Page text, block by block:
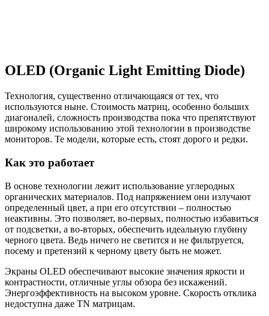
OLED (Organic Light Emitting Diode)
Технология, существенно отличающаяся от тех, что
используются ныне. Стоимость матриц, особенно больших
диагоналей, сложность производства пока что препятствуют
широкому использованию этой технологии в производстве
мониторов. Те модели, которые есть, стоят дорого и редки.
Как это работает
В основе технологии лежит использование углеродных
органических материалов. Под напряжением они излучают
определенный цвет, а при его отсутствии – полностью
неактивны. Это позволяет, во-первых, полностью избавиться
от подсветки, а во-вторых, обеспечить идеальную глубину
черного цвета. Ведь ничего не светится и не фильтруется,
посему и претензий к черному цвету быть не может.
Экраны OLED обеспечивают высокие значения яркости и
контрастности, отличные углы обзора без искажений.
Энергоэффективность на высоком уровне. Скорость отклика
недоступна даже TN матрицам.